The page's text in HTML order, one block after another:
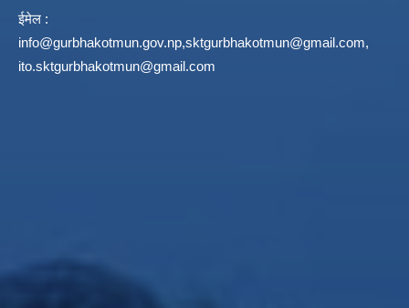
ईमेल :
info@gurbhakotmun.gov.np,sktgurbhakotmun@gmail.com,
ito.sktgurbhakotmun@gmail.com